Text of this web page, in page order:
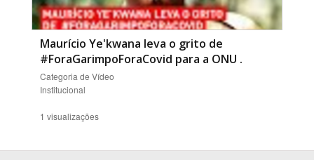
Maurício Ye'kwana leva o grito de
#ForaGarimpoForaCovid para a ONU .
Categoria de Vídeo
Institucional
1 visualizações